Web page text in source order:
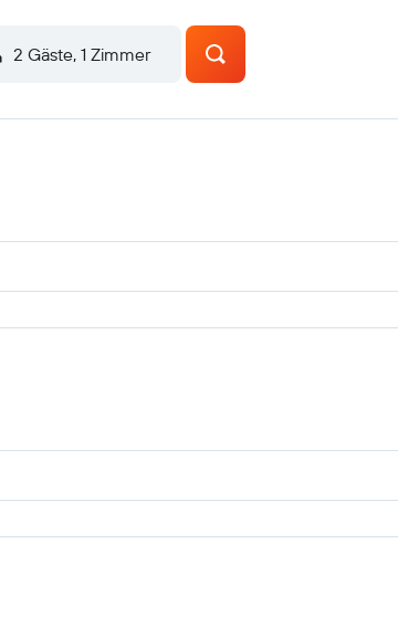
2 Gäste, 1 Zimmer